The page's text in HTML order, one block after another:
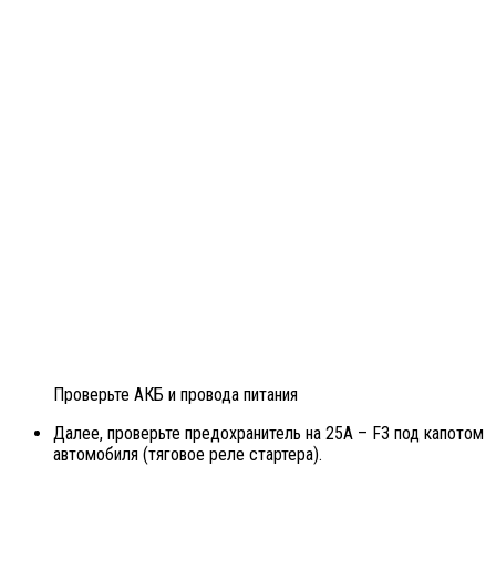
Проверьте АКБ и провода питания
Далее, проверьте предохранитель на 25А – F3 под капотом
автомобиля (тяговое реле стартера).